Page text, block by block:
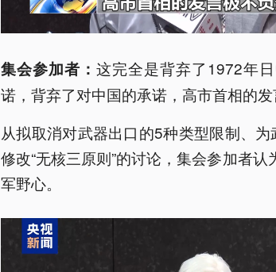
集会参加者： 这完全是背弃了1972年
诺，背弃了对中国的承诺，高市首相的发
从拟取消对武器出口的5种类型限制、为
修改“无核三原则”的讨论，集会参加者
军野心。